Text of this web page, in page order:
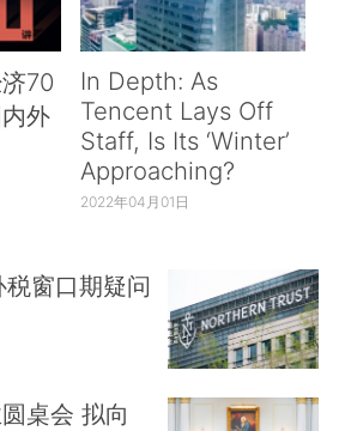
70
外
In Depth: As
Tencent Lays Off
Staff, Is Its ‘Winter’
Approaching?
2022年04月01日
窗口期疑问
桌会 拟向